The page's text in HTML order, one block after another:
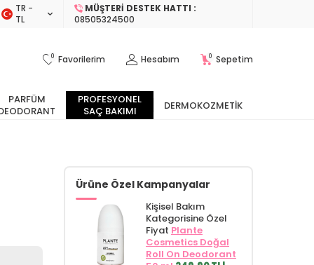
TR −
TL
MÜŞTERI DESTEK HATTI :
08505324500
0 Favorilerim Hesabım 0 Sepetim
PARFÜM
PROFESYONEL
SAÇ BAKIMI
DERMOKOZMETIK
Ürüne Özel Kampanyalar
Kişisel Bakım
Kategorisine Özel
Fiyat Plante
Cosmetics Doğal
Roll On Deodorant